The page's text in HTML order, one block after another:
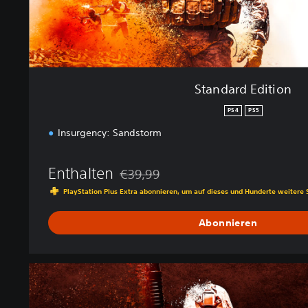
i
o
n
Standard Edition
PS4 PS5
Insurgency: Sandstorm
Enthalten Preisnachlass gegenüber dem
€39,99
PlayStation Plus Extra abonnieren, um auf dieses und Hunderte
Abonnieren
4
-
Y